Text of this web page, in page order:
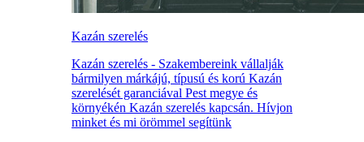
Kazán szerelés
Kazán szerelés - Szakembereink vállalják
bármilyen márkájú, típusú és korú Kazán
szerelését garanciával Pest megye és
környékén Kazán szerelés kapcsán. Hívjon
minket és mi örömmel segítünk